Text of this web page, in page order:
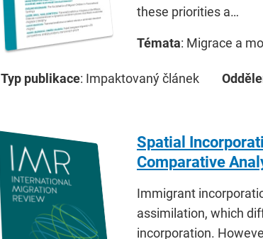
these priorities a…
Témata: Migrace a
Typ publikace: Impaktovaný článek
Spatial
Comparative
Immigrant
assimilation, which
incorporation.